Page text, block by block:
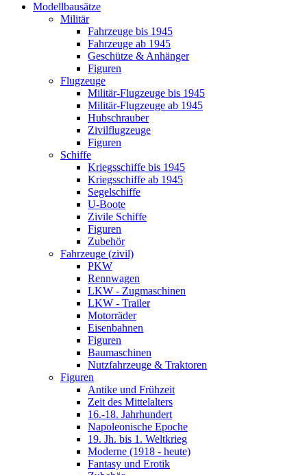
Modellbausätze
Militär
Fahrzeuge bis 1945
Fahrzeuge ab 1945
Geschütze & Anhänger
Figuren
Flugzeuge
Militär-Flugzeuge bis 1945
Militär-Flugzeuge ab 1945
Hubschrauber
Zivilflugzeuge
Figuren
Schiffe
Kriegsschiffe bis 1945
Kriegsschiffe ab 1945
Segelschiffe
U-Boote
Zivile Schiffe
Figuren
Zubehör
Fahrzeuge (zivil)
PKW
Rennwagen
LKW - Zugmaschinen
LKW - Trailer
Motorräder
Eisenbahnen
Figuren
Baumaschinen
Nutzfahrzeuge & Traktoren
Figuren
Antike und Frühzeit
Zeit des Mittelalters
16.-18. Jahrhundert
Napoleonische Epoche
19. Jh. bis 1. Weltkrieg
Moderne (1918 - heute)
Fantasy und Erotik